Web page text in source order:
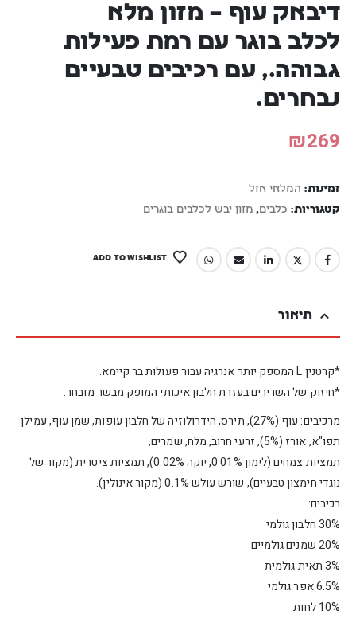
דיבאק עוף – מזון מלא
לכלב בוגר עם רמת פעילות
גבוהה., עם רכיבים טבעיים
נבחרים.
₪269
זמינות: המלאי אזל
קטגוריות: כלבים, מזון יבש לכלבים בוגרים
ADD TO WISHLIST
תיאור
*קרטנין L המספק יותר אנרגיה עבור פעולות בר קיימא.
*חיזוק של השרירים בעזרת חלבון איכותי המופק מבשר מובחר.
מרכיבים: עוף (27%), תירס, הידרולוזיה של חלבון עופות, שמן עוף, עמילן
תפו"א, אורז (5%), זרעי חרוב, מלח, שמרים,
תמציות צמחים (לימון 0.01%, יוקה 0.02%), תמציות ציטרית (מקור של
נוגדי חימצון טבעיים), שורש עולש 0.1% (מקור אינולין).
רכיבים:
30% חלבון גולמי
20% שמנים גולמיים
3% תאית גולמית
6.5% אפר גולמי
10% לחות